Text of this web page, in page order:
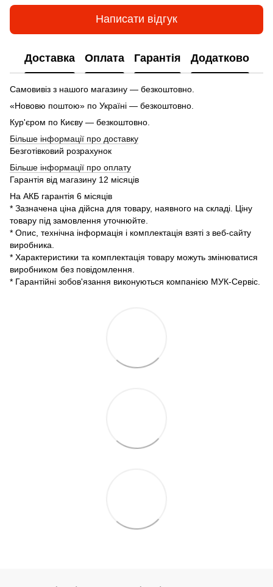
Написати відгук
Доставка Оплата Гарантія Додатково
Самовивіз з нашого магазину — безкоштовно.
«Нововю поштою» по Україні — безкоштовно.
Кур'єром по Києву — безкоштовно.
Більше інформації про доставку
Безготівковий розрахунок
Більше інформації про оплату
Гарантія від магазину 12 місяців
На АКБ гарантія 6 місяців
* Зазначена ціна дійсна для товару, наявного на складі. Ціну
товару під замовлення уточнюйте.
* Опис, технічна інформація і комплектація взяті з веб-сайту
виробника.
* Характеристики та комплектація товару можуть змінюватися
виробником без повідомлення.
* Гарантійні зобов'язання виконуються компанією МУК-Сервіс.